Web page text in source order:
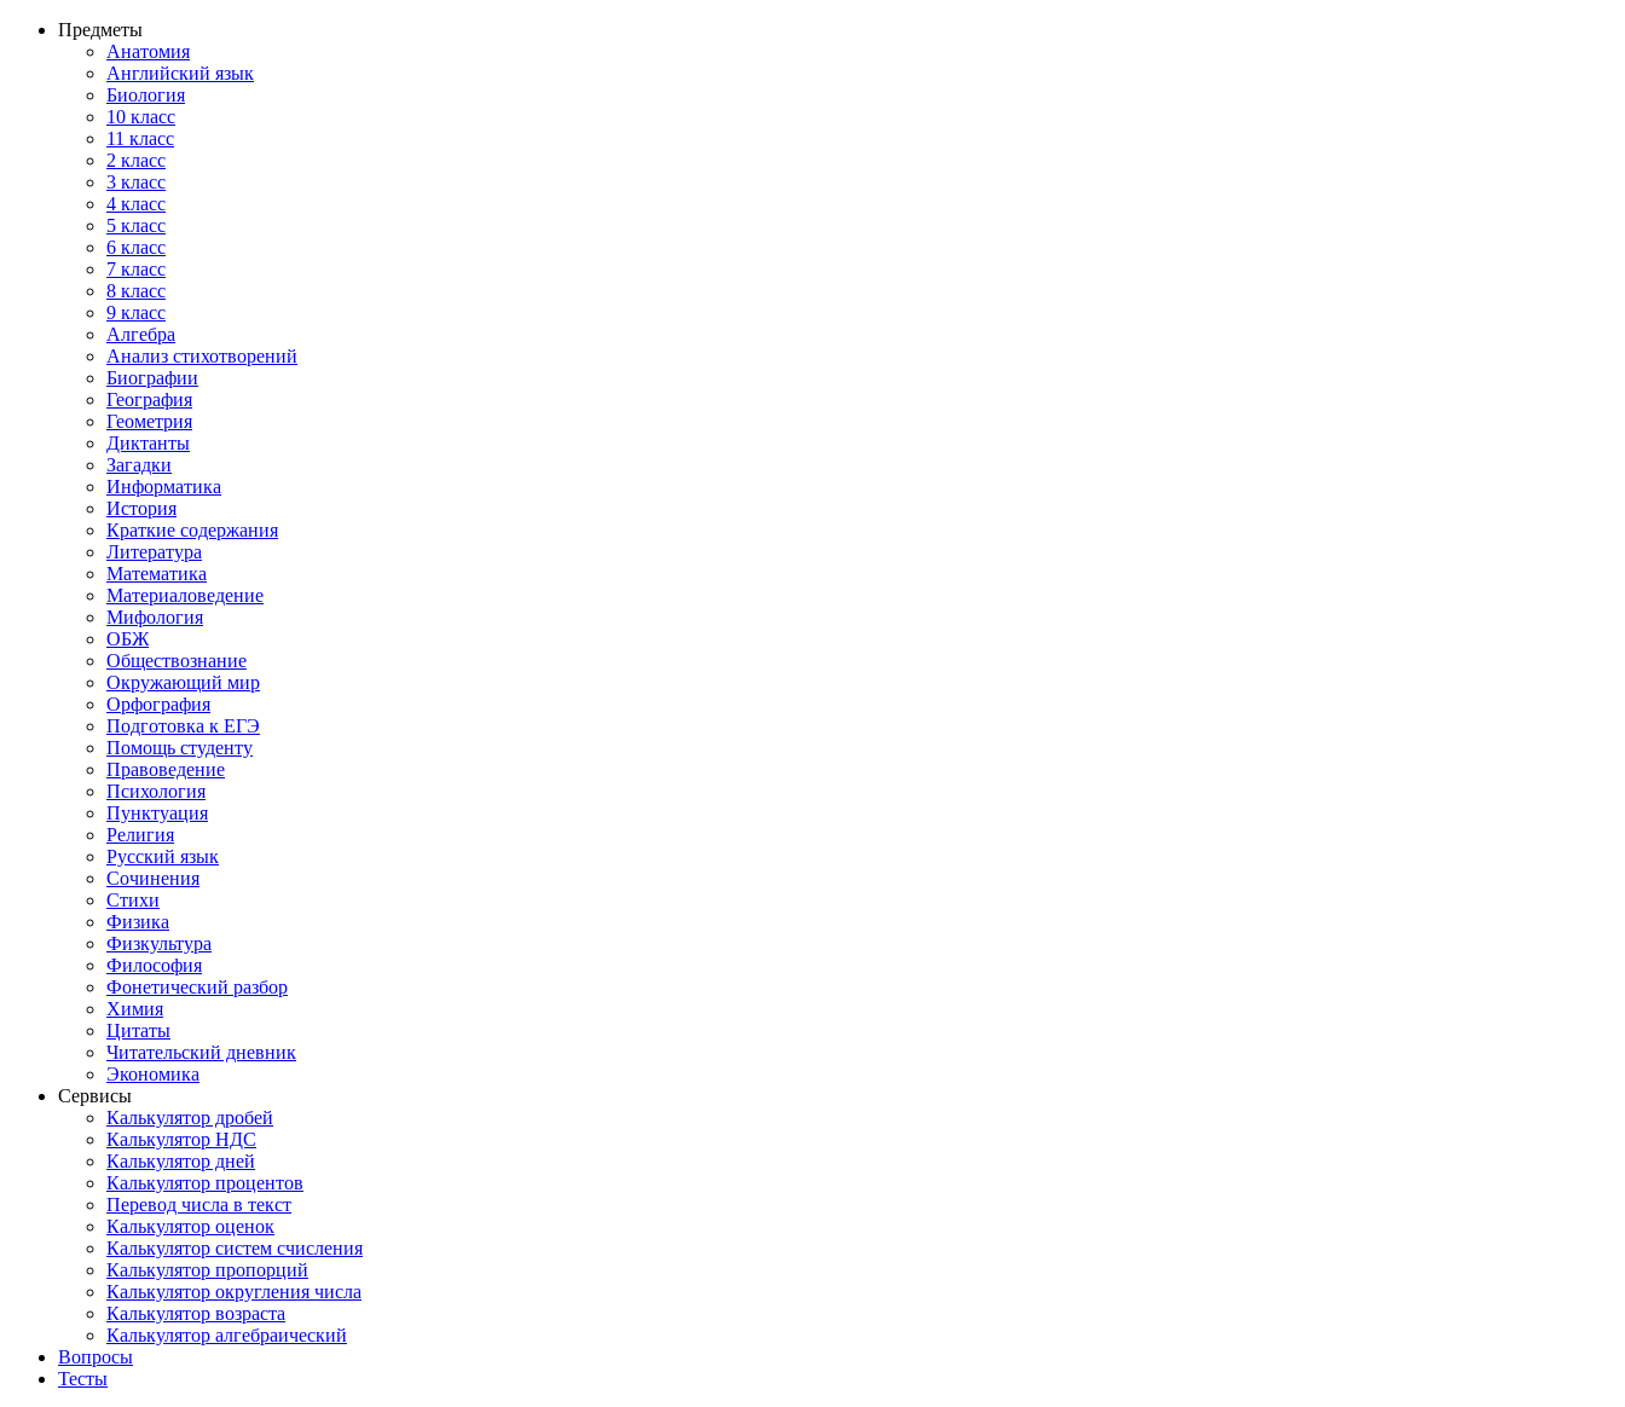
Предметы
Анатомия
Английский язык
Биология
10 класс
11 класс
2 класс
3 класс
4 класс
5 класс
6 класс
7 класс
8 класс
9 класс
Алгебра
Анализ стихотворений
Биографии
География
Геометрия
Диктанты
Загадки
Информатика
История
Краткие содержания
Литература
Математика
Материаловедение
Мифология
ОБЖ
Обществознание
Окружающий мир
Орфография
Подготовка к ЕГЭ
Помощь студенту
Правоведение
Психология
Пунктуация
Религия
Русский язык
Сочинения
Стихи
Физика
Физкультура
Философия
Фонетический разбор
Химия
Цитаты
Читательский дневник
Экономика
Сервисы
Калькулятор дробей
Калькулятор НДС
Калькулятор дней
Калькулятор процентов
Перевод числа в текст
Калькулятор оценок
Калькулятор систем счисления
Калькулятор пропорций
Калькулятор округления числа
Калькулятор возраста
Калькулятор алгебраический
Вопросы
Тесты